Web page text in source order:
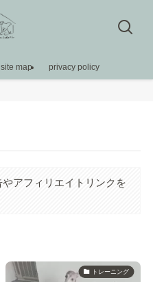
site map privacy policy
アフィリエイトリンクを
トレーニング